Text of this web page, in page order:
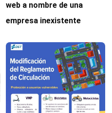
web a nombre de una
empresa inexistente